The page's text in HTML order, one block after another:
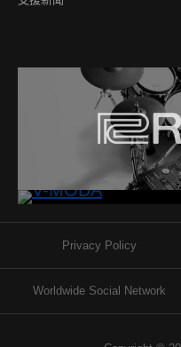
Privacy Policy
Worldwide Social Network